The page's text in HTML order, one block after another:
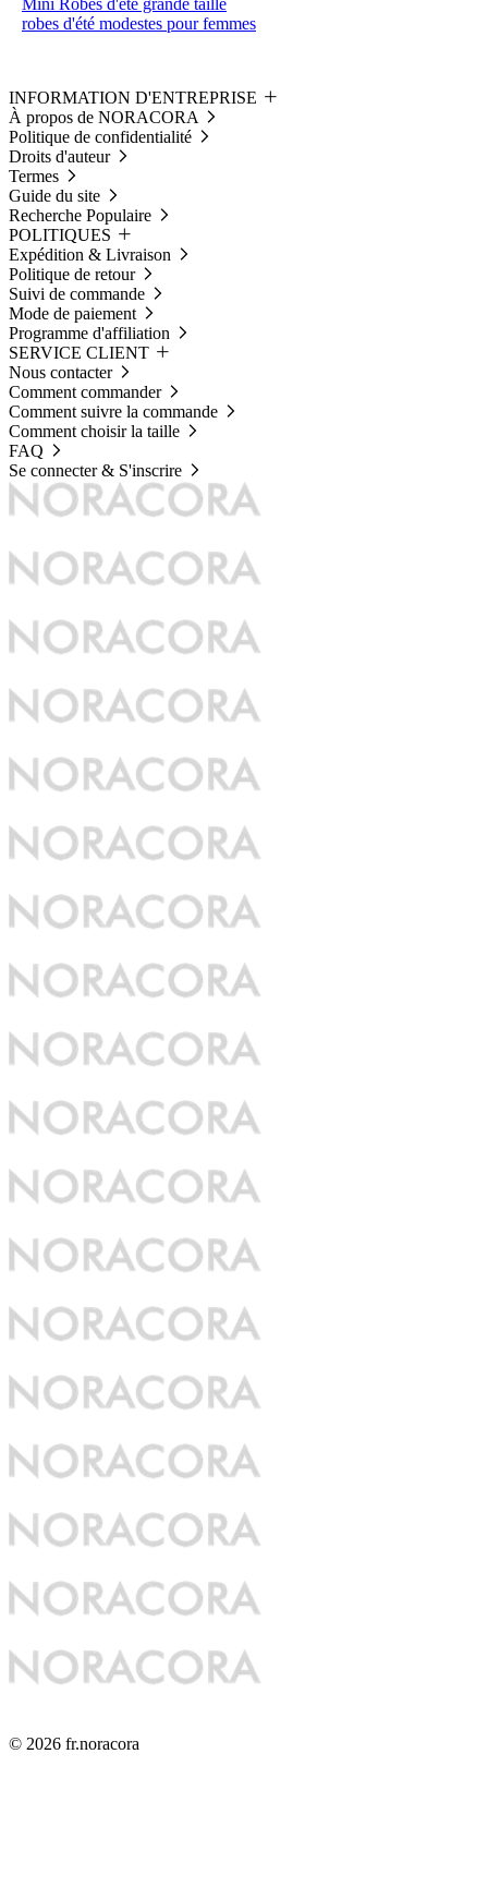
Mini Robes d'été grande taille
robes d'été modestes pour femmes
INFORMATION D'ENTREPRISE
À propos de NORACORA
Politique de confidentialité
Droits d'auteur
Termes
Guide du site
Recherche Populaire
POLITIQUES
Expédition & Livraison
Politique de retour
Suivi de commande
Mode de paiement
Programme d'affiliation
SERVICE CLIENT
Nous contacter
Comment commander
Comment suivre la commande
Comment choisir la taille
FAQ
Se connecter & S'inscrire
© 2026 fr.noracora